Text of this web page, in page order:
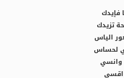
فإيدك
تزيدك
الياس
لحساس
وانسي
اقسي